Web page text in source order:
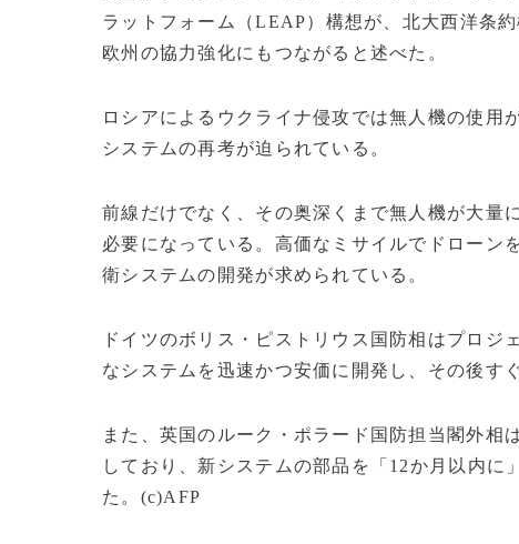
ラットフォーム（LEAP）構想が、北大西洋条
欧州の協力強化にもつながると述べた。
ロシアによるウクライナ侵攻では無人機の使用
システムの再考が迫られている。
前線だけでなく、その奥深くまで無人機が大量
必要になっている。高価なミサイルでドローン
衛システムの開発が求められている。
ドイツのボリス・ピストリウス国防相はプロ
なシステムを迅速かつ安価に開発し、その後す
また、英国のルーク・ポラード国防担当閣外相
しており、新システムの部品を「12か月以内
た。(c)AFP